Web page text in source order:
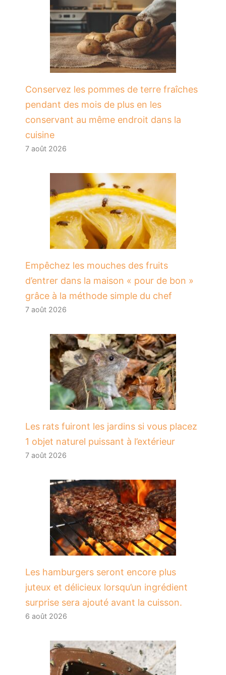
Conservez les pommes de terre fraîches
pendant des mois de plus en les
conservant au même endroit dans la
cuisine
7 août 2026
​Empêchez les mouches des fruits
d’entrer dans la maison « pour de bon »
grâce à la méthode simple du chef
7 août 2026
Les rats fuiront les jardins si vous placez
1 objet naturel puissant à l’extérieur
7 août 2026
Les hamburgers seront encore plus
juteux et délicieux lorsqu’un ingrédient
surprise sera ajouté avant la cuisson.
6 août 2026